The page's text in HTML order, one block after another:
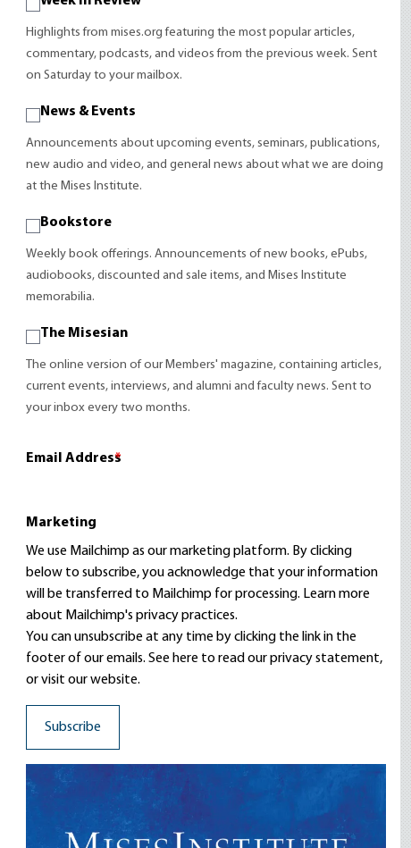
Highlights from mises.org featuring the most popular articles,
commentary, podcasts, and videos from the previous week. Sent
on Saturday to your mailbox.
News & Events
Announcements about upcoming events, seminars, publications,
new audio and video, and general news about what we are doing
at the Mises Institute.
Bookstore
Weekly book offerings. Announcements of new books, ePubs,
audiobooks, discounted and sale items, and Mises Institute
memorabilia.
The Misesian
The online version of our Members' magazine, containing articles,
current events, interviews, and alumni and faculty news. Sent to
your inbox every two months.
Email Address
*
Marketing
We use Mailchimp as our marketing platform. By clicking
below to subscribe, you acknowledge that your information
will be transferred to Mailchimp for processing. Learn more
about Mailchimp's privacy practices.
You can unsubscribe at any time by clicking the link in the
footer of our emails. See here to read ourprivacy statement,
or visit our website.